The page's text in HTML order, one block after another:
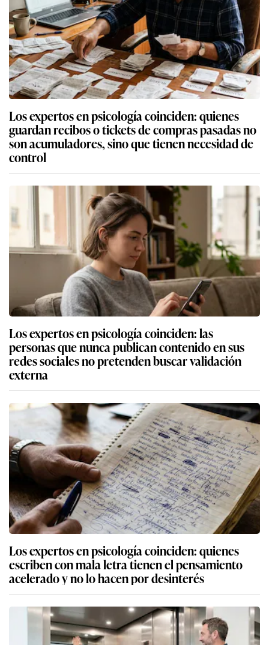
Los expertos en psicología coinciden: quienes
guardan recibos o tickets de compras pasadas no
son acumuladores, sino que tienen necesidad de
control
Los expertos en psicología coinciden: las
personas que nunca publican contenido en sus
redes sociales no pretenden buscar validación
externa
Los expertos en psicología coinciden: quienes
escriben con mala letra tienen el pensamiento
acelerado y no lo hacen por desinterés